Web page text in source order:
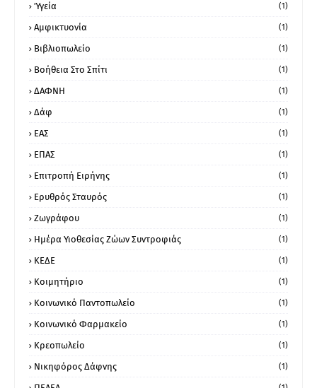
Ύγεία (1)
Αμφικτυονία (1)
Βιβλιοπωλείο (1)
Βοήθεια Στο Σπίτι (1)
ΔΑΦΝΗ (1)
Δάφ (1)
ΕΑΣ (1)
ΕΠΑΣ (1)
Επιτροπή Ειρήνης (1)
Ερυθρός Σταυρός (1)
Ζωγράφου (1)
Ημέρα Υιοθεσίας Ζώων Συντροφιάς (1)
ΚΕΔΕ (1)
Κοιμητήριο (1)
Κοινωνικό Παντοπωλείο (1)
Κοινωνικό Φαρμακείο (1)
Κρεοπωλείο (1)
Νικηφόρος Δάφνης (1)